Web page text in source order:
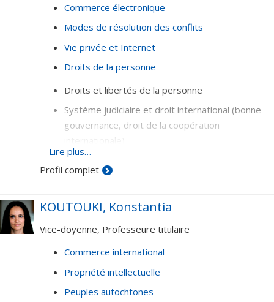
Commerce électronique
Modes de résolution des conflits
Vie privée et Internet
Droits de la personne
Droits et libertés de la personne
Système judiciaire et droit international (bonne
gouvernance, droit de la coopération
Droit des technologies de l'information (vie
privée, liberté d’expression, noms de domaine,
conflits)
Lire plus…
Profil complet
KOUTOUKI, Konstantia
Vice-doyenne, Professeure titulaire
Commerce international
Propriété intellectuelle
Peuples autochtones